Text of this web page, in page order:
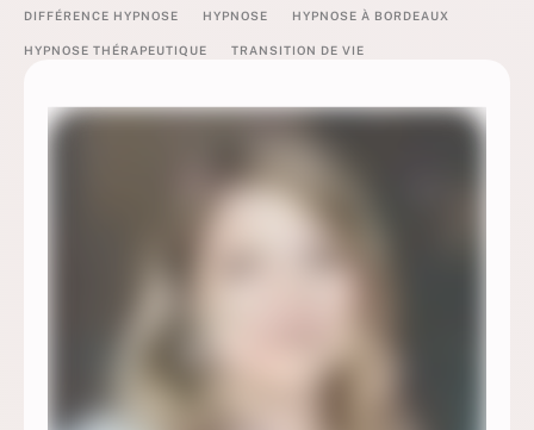
DIFFÉRENCE HYPNOSE HYPNOSE HYPNOSE À BORDEAUX
HYPNOSE THÉRAPEUTIQUE TRANSITION DE VIE